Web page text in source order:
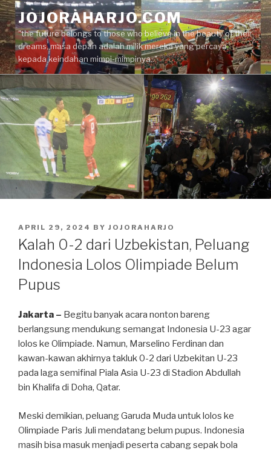
Skip
to
content
JOJORAHARJO.COM
"the future belongs to those who believe in the beauty of their
dreams, masa depan adalah milik mereka yang percaya
kepada keindahan mimpi-mimpinya.."
POSTED
ON
APRIL 29, 2024 BY JOJORAHARJO
Kalah 0-2 dari Uzbekistan, Peluang
Indonesia Lolos Olimpiade Belum
Pupus
Jakarta – Begitu banyak acara nonton bareng
berlangsung mendukung semangat Indonesia U-23 agar
lolos ke Olimpiade. Namun, Marselino Ferdinan dan
kawan-kawan akhirnya takluk 0-2 dari Uzbekitan U-23
pada laga semifinal Piala Asia U-23 di Stadion Abdullah
bin Khalifa di Doha, Qatar.
Meski demikian, peluang Garuda Muda untuk lolos ke
Olimpiade Paris Juli mendatang belum pupus. Indonesia
masih bisa masuk menjadi peserta cabang sepak bola